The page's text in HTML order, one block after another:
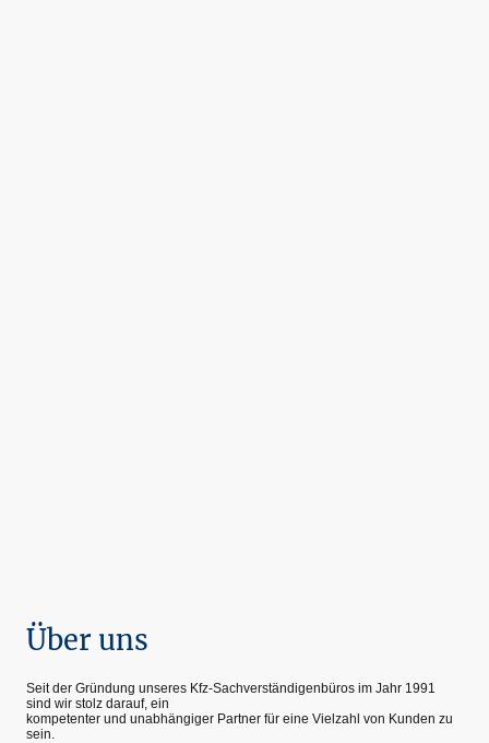
Über uns
Seit der Gründung unseres Kfz-Sachverständigenbüros im Jahr 1991
sind wir stolz darauf, ein
kompetenter und unabhängiger Partner für eine Vielzahl von Kunden zu
sein.